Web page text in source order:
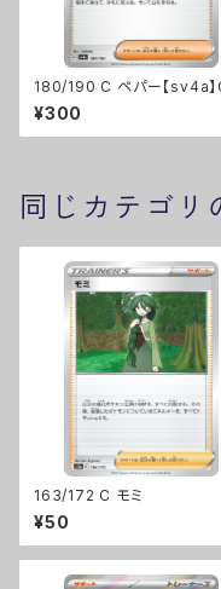
180/190 C ペパー【sv4a】
ギュ
¥300
同じカテゴリ
163/172 C モミ
¥50